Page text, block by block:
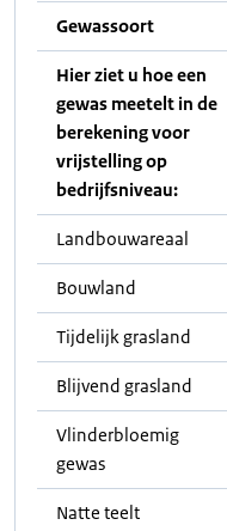
Gewassoort
Hier ziet u hoe een
gewas meetelt in de
berekening voor
vrijstelling op
bedrijfsniveau:
Landbouwareaal
Bouwland
Tijdelijk grasland
Blijvend grasland
Vlinderbloemig
gewas
Natte teelt